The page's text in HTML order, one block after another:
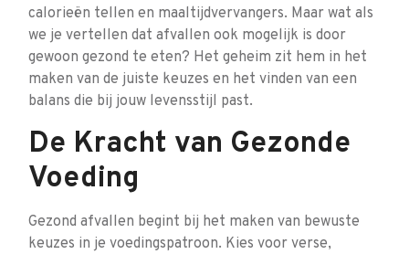
calorieën tellen en maaltijdvervangers. Maar wat als
we je vertellen dat afvallen ook mogelijk is door
gewoon gezond te eten? Het geheim zit hem in het
maken van de juiste keuzes en het vinden van een
balans die bij jouw levensstijl past.
De Kracht van Gezonde
Voeding
Gezond afvallen begint bij het maken van bewuste
keuzes in je voedingspatroon. Kies voor verse,